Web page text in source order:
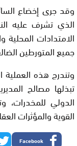
وقد جرى إخضاع
الذي تشرف عليه
الامتدادات المحلية
جميع المتورطين
وتندرج هذه
تبذلها مصالح
الدولي للمخدرات،
القوية والمؤثرات
Facebook